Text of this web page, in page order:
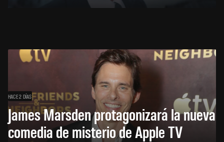
HACE 2 DÍAS
James Marsden protagonizará la nueva
comedia de misterio de Apple TV